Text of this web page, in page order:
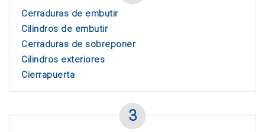
Cerraduras de embutir
Cilindros de embutir
Cerraduras de sobreponer
Cilindros exteriores
Cierrapuerta
3